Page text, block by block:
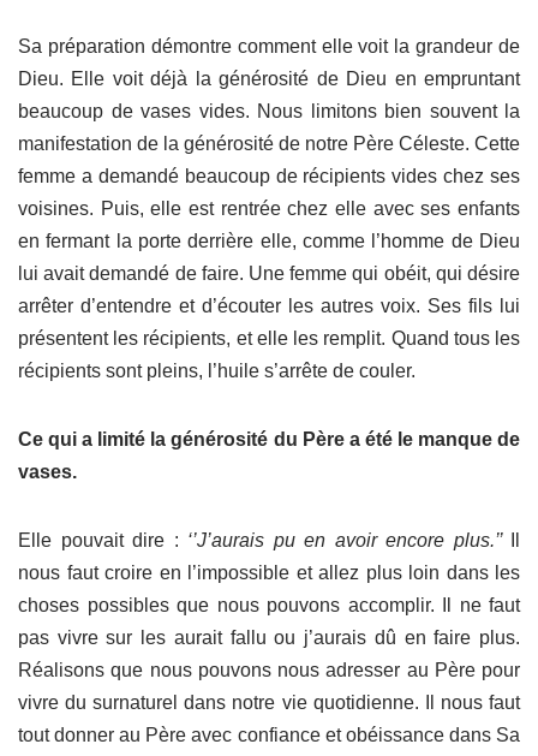
Sa préparation démontre comment elle voit la grandeur de
Dieu. Elle voit déjà la générosité de Dieu en empruntant
beaucoup de vases vides. Nous limitons bien souvent la
manifestation de la générosité de notre Père Céleste. Cette
femme a demandé beaucoup de récipients vides chez ses
voisines. Puis, elle est rentrée chez elle avec ses enfants
en fermant la porte derrière elle, comme l’homme de Dieu
lui avait demandé de faire. Une femme qui obéit, qui désire
arrêter d’entendre et d’écouter les autres voix. Ses fils lui
présentent les récipients, et elle les remplit. Quand tous les
récipients sont pleins, l’huile s’arrête de couler.
Ce qui a limité la générosité du Père a été le manque de
vases.
Elle pouvait dire : ‘’J’aurais pu en avoir encore plus.’’
nous faut croire en l’impossible et allez plus loin dans les
choses possibles que nous pouvons accomplir. Il ne faut
pas vivre sur les aurait fallu ou j’aurais dû en faire plus.
Réalisons que nous pouvons nous adresser au Père pour
vivre du surnaturel dans notre vie quotidienne. Il nous faut
tout donner au Père avec confiance et obéissance dans Sa